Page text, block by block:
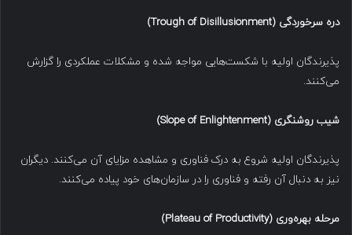
دره سرخوردگی (Trough of Disillusionment)
پذیرندگان اولیه با شکست‌هایی مواجه شده و مشکلات عملکردی را گزارش
می‌کنند.
شیب روشنگری (Slope of Enlightenment)
پذیرندگان اولیه شروع به درک فناوری و مشاهده مزایای آن می‌کنند. دیگران
نیز به دنبال آن رفته و فناوری را در سازمان‌های خود پیاده می‌کنند.
مرحله بهره‌وری (Plateau of Productivity)